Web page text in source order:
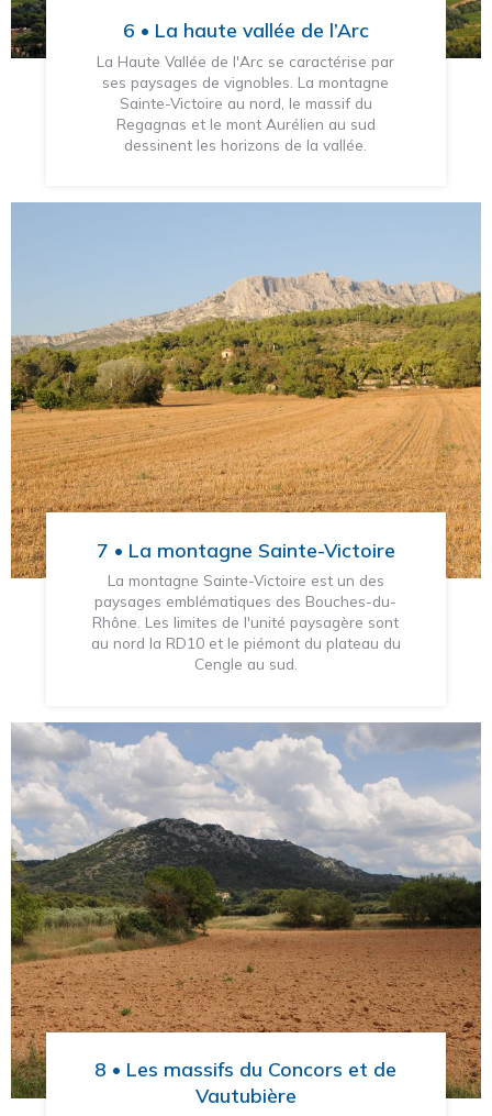
6 • La haute vallée de l’Arc
La Haute Vallée de l'Arc se caractérise par
ses paysages de vignobles. La montagne
Sainte-Victoire au nord, le massif du
Regagnas et le mont Aurélien au sud
dessinent les horizons de la vallée.
7 • La montagne Sainte-Victoire
La montagne Sainte-Victoire est un des
paysages emblématiques des Bouches-du-
Rhône. Les limites de l'unité paysagère sont
au nord la RD10 et le piémont du plateau du
Cengle au sud.
8 • Les massifs du Concors et de
Vautubière